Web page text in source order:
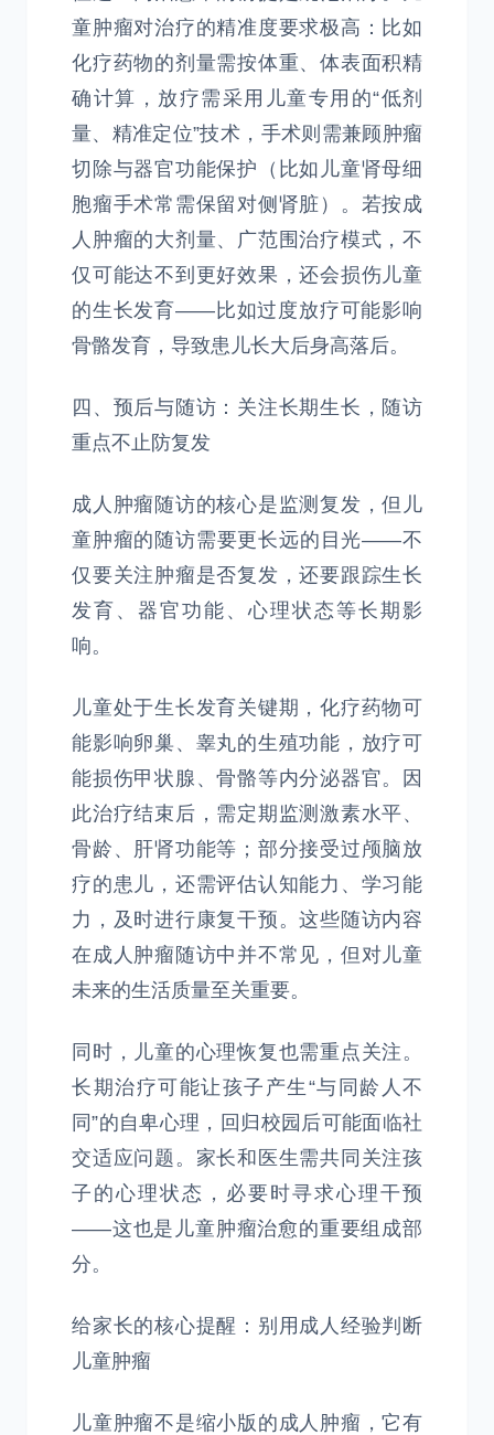
童肿瘤对治疗的精准度要求极高：比如
化疗药物的剂量需按体重、体表面积精
确计算，放疗需采用儿童专用的“低剂
量、精准定位”技术，手术则需兼顾肿瘤
切除与器官功能保护（比如儿童肾母细
胞瘤手术常需保留对侧肾脏）。若按成
人肿瘤的大剂量、广范围治疗模式，不
仅可能达不到更好效果，还会损伤儿童
的生长发育——比如过度放疗可能影响
骨骼发育，导致患儿长大后身高落后。
四、预后与随访：关注长期生长，随访
重点不止防复发
成人肿瘤随访的核心是监测复发，但儿
童肿瘤的随访需要更长远的目光——不
仅要关注肿瘤是否复发，还要跟踪生长
发育、器官功能、心理状态等长期影
响。
儿童处于生长发育关键期，化疗药物可
能影响卵巢、睾丸的生殖功能，放疗可
能损伤甲状腺、骨骼等内分泌器官。因
此治疗结束后，需定期监测激素水平、
骨龄、肝肾功能等；部分接受过颅脑放
疗的患儿，还需评估认知能力、学习能
力，及时进行康复干预。这些随访内容
在成人肿瘤随访中并不常见，但对儿童
未来的生活质量至关重要。
同时，儿童的心理恢复也需重点关注。
长期治疗可能让孩子产生“与同龄人不
同”的自卑心理，回归校园后可能面临社
交适应问题。家长和医生需共同关注孩
子的心理状态，必要时寻求心理干预
——这也是儿童肿瘤治愈的重要组成部
分。
给家长的核心提醒：别用成人经验判断
儿童肿瘤
儿童肿瘤不是缩小版的成人肿瘤，它有